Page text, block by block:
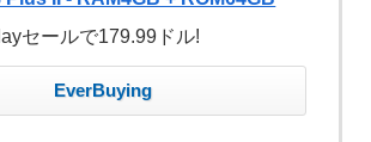
セールで179.99ドル!
EverBuying